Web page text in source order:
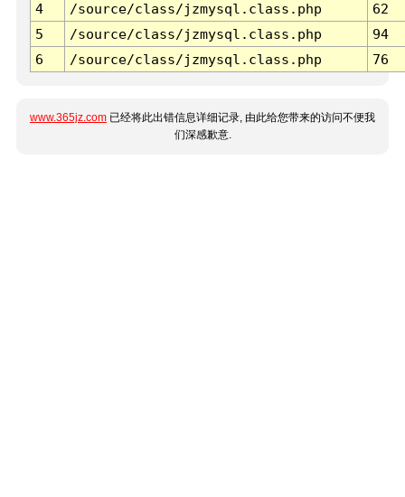
4
/source/class/jzmysql.class.php
62
5
/source/class/jzmysql.class.php
94
6
/source/class/jzmysql.class.php 76
www.365jz.com 已经将此出错信息详细记录, 由此给您带来的访问不便我
们深感歉意.